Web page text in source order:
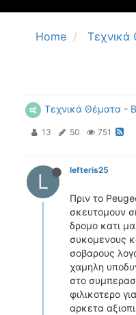
Home Τεχνικά
Τεχνικά Θέματα -
13 50 751
L lefteris25
Πριν το
σκευτομουν
δρομο κατι
συκομενους
σοβαρους
χαμηλη
στο
φιλικοτερο
αρκετα